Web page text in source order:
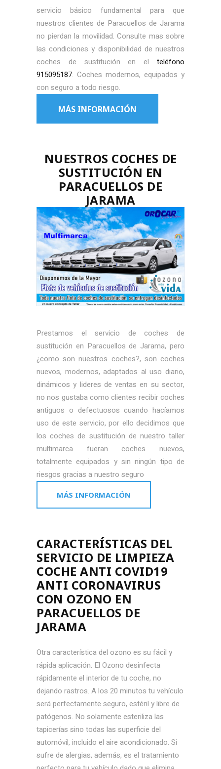
servicio básico fundamental para que
nuestros clientes de Paracuellos de Jarama
no pierdan la movilidad. Consulte mas sobre
las condiciones y disponibilidad de nuestros
coches de sustitución en el teléfono
915095187. Coches modernos, equipados y
con seguro a todo riesgo.
MÁS INFORMACIÓN
NUESTROS COCHES DE
SUSTITUCIÓN EN
PARACUELLOS DE
JARAMA
Prestamos el servicio de coches de
sustitución en Paracuellos de Jarama, pero
¿como son nuestros coches?, son coches
nuevos, modernos, adaptados al uso diario,
dinámicos y lideres de ventas en su sector,
no nos gustaba como clientes recibir coches
antiguos o defectuosos cuando hacíamos
uso de este servicio, por ello decidimos que
los coches de sustitución de nuestro taller
multimarca fueran coches nuevos,
totalmente equipados y sin ningún tipo de
riesgos gracias a nuestro seguro
MÁS INFORMACIÓN
CARACTERÍSTICAS DEL
SERVICIO DE LIMPIEZA
COCHE ANTI COVID19
ANTI CORONAVIRUS
CON OZONO EN
PARACUELLOS DE
JARAMA
Otra característica del ozono es su fácil y
rápida aplicación. El Ozono desinfecta
rápidamente el interior de tu coche, no
dejando rastros. A los 20 minutos tu vehículo
será perfectamente seguro, estéril y libre de
patógenos. No solamente esteriliza las
tapicerías sino todas las superficie del
automóvil, incluido el aire acondicionado. Si
sufre de alergias, además, es el tratamiento